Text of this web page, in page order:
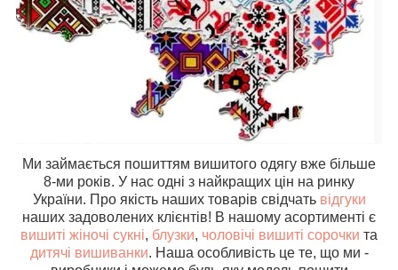
Ми займається пошиттям вишитого одягу вже більше
8-ми років. У нас одні з найкращих цін на ринку
України. Про якість наших товарів свідчать відгуки
наших задоволених клієнтів! В нашому асортименті є
вишиті жіночі сукні, блузки, чоловічі вишиті сорочки та
дитячі вишиванки. Наша особливість це те, що ми -